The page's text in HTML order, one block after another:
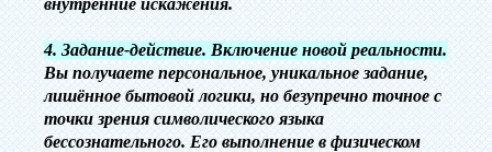
внутренние искажения.
‎4. Задание-действие. Включение новой реальности.
Вы получаете персональное, уникальное задание,
лишённое бытовой логики, но безупречно точное с
точки зрения символического языка
бессознательного. Его выполнение в физическом